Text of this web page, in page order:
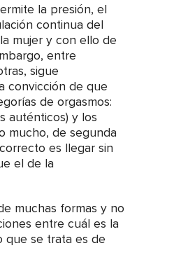
la presión, el
continua del
mujer y con ello de
entre
sigue
convicción de que
de orgasmos:
auténticos) y los
mucho, de segunda
es llegar sin
el de la
muchas formas y no
entre cuál es la
que se trata es de